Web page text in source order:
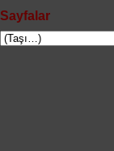
Sayfalar